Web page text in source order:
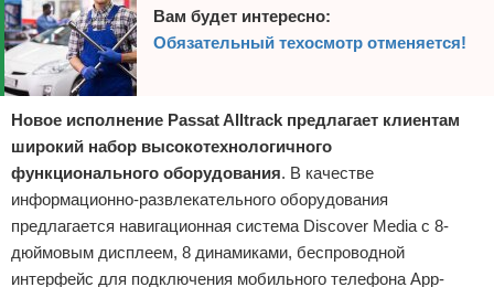
Вам будет интересно:
Обязательный техосмотр отменяется!
Новое исполнение Passat Alltrack предлагает клиентам
широкий набор высокотехнологичного
функционального оборудования. В качестве
информационно-развлекательного оборудования
предлагается навигационная система Discover Media с 8-
дюймовым дисплеем, 8 динамиками, беспроводной
интерфейс для подключения мобильного телефона App-